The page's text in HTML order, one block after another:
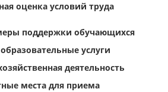
оценка условий труда
поддержки обучающихся
услуги
деятельность
места для приема